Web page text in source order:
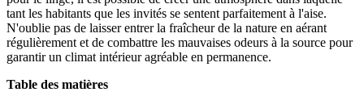
tant les habitants que les invités se sentent parfaitement à l'aise.
N'oublie pas de laisser entrer la fraîcheur de la nature en aérant
régulièrement et de combattre les mauvaises odeurs à la source pour
garantir un climat intérieur agréable en permanence.
Table des matières